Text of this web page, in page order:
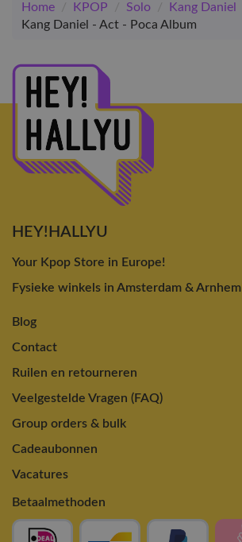
Home / KPOP / Solo / Kang Daniel
Kang Daniel - Act - Poca Album
HEY!HALLYU
Your Kpop Store in Europe!
Fysieke winkels in Amsterdam & Arnhem
Blog
Contact
Ruilen en retourneren
Veelgestelde Vragen (FAQ)
Group orders & bulk
Cadeaubonnen
Vacatures
Betaalmethoden